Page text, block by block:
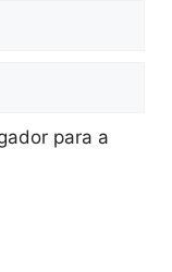
para a